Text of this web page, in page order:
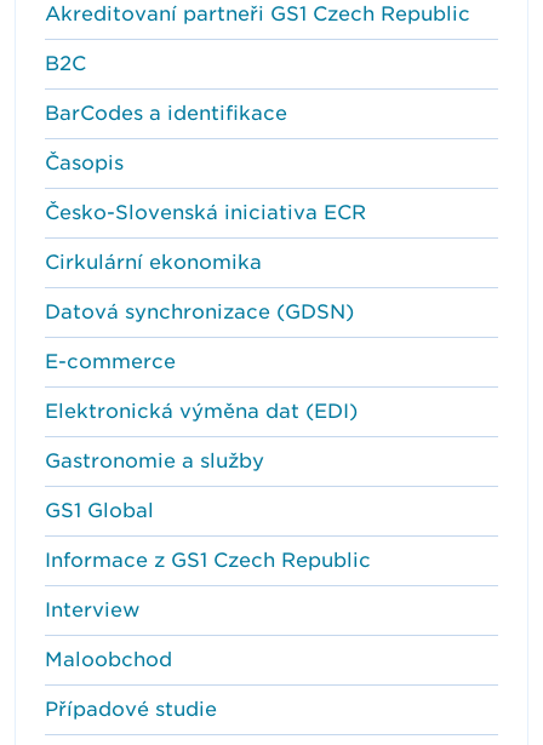
Akreditovaní partneři GS1 Czech Republic
B2C
BarCodes a identifikace
Časopis
Česko-Slovenská iniciativa ECR
Cirkulární ekonomika
Datová synchronizace (GDSN)
E-commerce
Elektronická výměna dat (EDI)
Gastronomie a služby
GS1 Global
Informace z GS1 Czech Republic
Interview
Maloobchod
Případové studie